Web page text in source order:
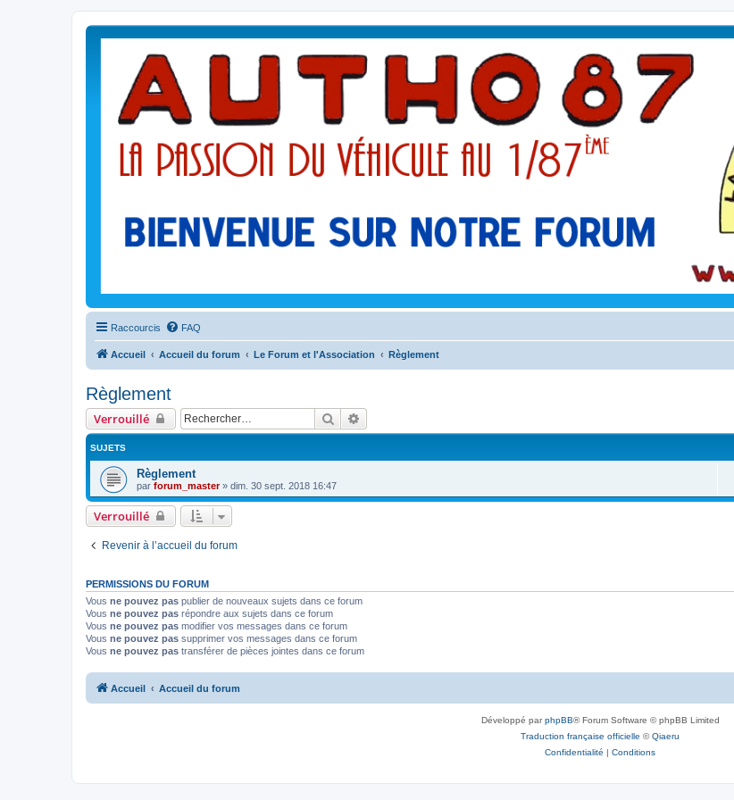
Raccourcis FAQ
Accueil Accueil du forum Le Forum et l'Association Règlement
Règlement
Verrouillé Rechercher
SUJETS
Règlement
par forum_master» dim. 30 sept. 2018 16:47
Verrouillé
Revenir à l’accueil du forum
PERMISSIONS DU FORUM
Vous ne pouvez pas publier de nouveaux sujets dans ce forum
Vous ne pouvez pas répondre aux sujets dans ce forum
Vous ne pouvez pas modifier vos messages dans ce forum
Vous ne pouvez pas supprimer vos messages dans ce forum
Vous ne pouvez pas transférer de pièces jointes dans ce forum
Accueil Accueil du forum
Développé parphpBB® Forum Software © phpBB Limited
Traduction française officielle ©Qiaeru
Confidentialité | Conditions